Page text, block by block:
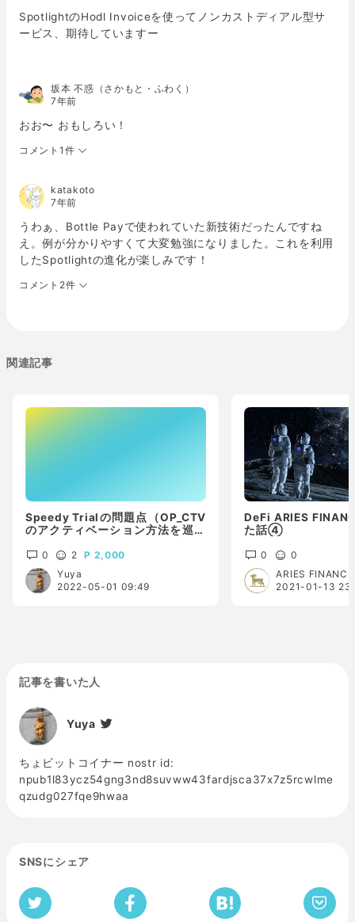
SpotlightのHodl Invoiceを使ってノンカストディアル型サ
ービス、期待していますー
坂本 不惑（さかもと・ふわく）
7年前
おお〜 おもしろい！
コメント1件
katakoto
7年前
うわぁ、Bottle Payで使われていた新技術だったんですね
え。例が分かりやすくて大変勉強になりました。これを利用
したSpotlightの進化が楽しみです！
コメント2件
関連記事
Speedy Trialの問題点（OP_CTV
のアクティベーション方法を巡っ
0 2
2,000
Yuya
2022-05-01 09:49
DeFi ARIES
た話④
0
0
ARIES
2021-01-13
記事を書いた人
Yuya
ちょビットコイナー nostr id:
npub1l83ycz54gng3nd8suvww43fardjsca37x7z5rcwlme
qzudg027fqe9hwaa
SNSにシェア